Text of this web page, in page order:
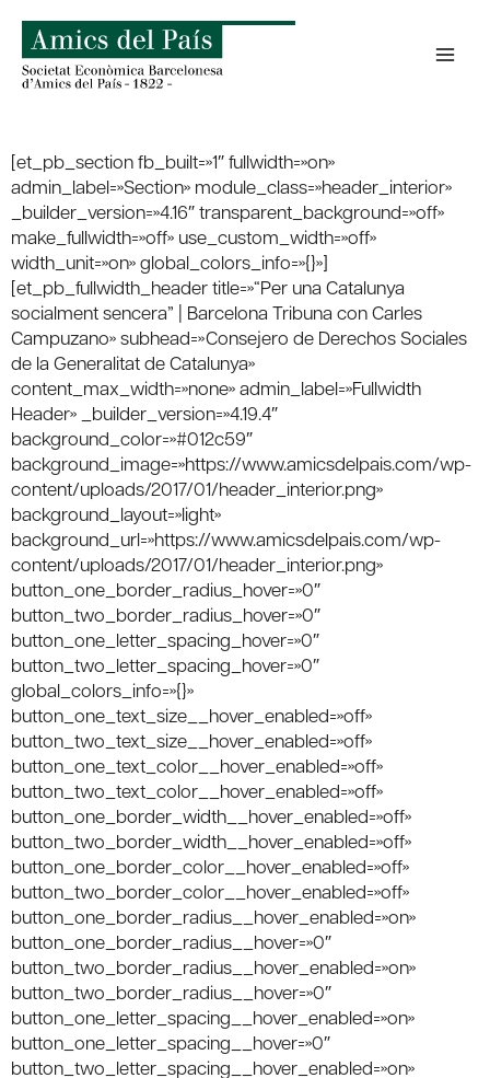
contenido
[et_pb_section fb_built=»1″ fullwidth=»on»
admin_label=»Section» module_class=»header_interior»
_builder_version=»4.16″ transparent_background=»off»
make_fullwidth=»off» use_custom_width=»off»
width_unit=»on» global_colors_info=»{}»]
[et_pb_fullwidth_header title=»“Per una Catalunya
socialment sencera” | Barcelona Tribuna con Carles
Campuzano» subhead=»Consejero de Derechos Sociales
de la Generalitat de Catalunya»
content_max_width=»none» admin_label=»Fullwidth
Header» _builder_version=»4.19.4″
background_color=»#012c59″
background_image=»https://www.amicsdelpais.com/wp-
content/uploads/2017/01/header_interior.png»
background_layout=»light»
background_url=»https://www.amicsdelpais.com/wp-
content/uploads/2017/01/header_interior.png»
button_one_border_radius_hover=»0″
button_two_border_radius_hover=»0″
button_one_letter_spacing_hover=»0″
button_two_letter_spacing_hover=»0″
global_colors_info=»{}»
button_one_text_size__hover_enabled=»off»
button_two_text_size__hover_enabled=»off»
button_one_text_color__hover_enabled=»off»
button_two_text_color__hover_enabled=»off»
button_one_border_width__hover_enabled=»off»
button_two_border_width__hover_enabled=»off»
button_one_border_color__hover_enabled=»off»
button_two_border_color__hover_enabled=»off»
button_one_border_radius__hover_enabled=»on»
button_one_border_radius__hover=»0″
button_two_border_radius__hover_enabled=»on»
button_two_border_radius__hover=»0″
button_one_letter_spacing__hover_enabled=»on»
button_one_letter_spacing__hover=»0″
button_two_letter_spacing__hover_enabled=»on»